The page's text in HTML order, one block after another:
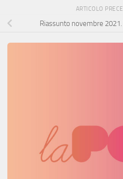
ARTICOLO
Riassunto novembre